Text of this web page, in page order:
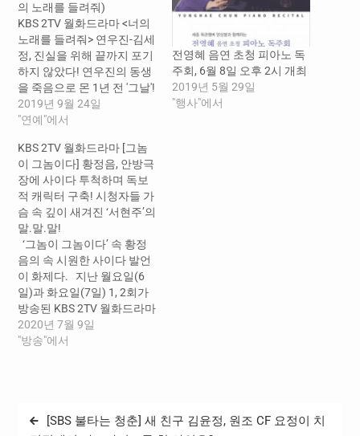
의 노래를 들려줘)
KBS 2TV 월화드라마 <너의
노래를 들려줘> 연우진-김세
정, 진실을 위해 끝까지 포기
하지 않았다! 연우진의 동생
을 죽음으로 몬 1년 전 '그날'!
밝혀진 범인의 정체! 충격적
인 스토리로 경악 선사! - 연
났다! 기막힌 이들의 운명에
몰입감 UP! - 마지막 회를
남겨 놓은 채 초특급 스릴감
선사! 장자연 기자 --…
2019년 9월 24일
"연예"에서
전영혜 음연 초청 피아노 독
주회, 6월 8일 오후 2시 개최
2019년 5월 29일
"행사"에서
KBS 2TV 월화드라마 [그놈
이 그놈이다] 황정음, 안방극
장에 사이다 투척하며 독보
적 캐릭터 구축! 시청자들 가
슴 속 깊이 새겨진 ‘서현주’의
말.말.말!
‘그놈이 그놈이다’ 속 황정
음의 속 시원한 사이다 발언
이 화제다. 지난 월요일(6
일)과 화요일(7일) 1, 2회가
방송된 KBS 2TV 월화드라마
‘그놈이 그놈이다’(연출 최윤
석, 이호/ 극본 이은영/ 제작
황정음(서현주 역), 윤현민
2020년 7월 9일
"방송"에서
글
[SBS 불타는 청춘] 새 친구 김윤정, 원조 CF 요정이 치